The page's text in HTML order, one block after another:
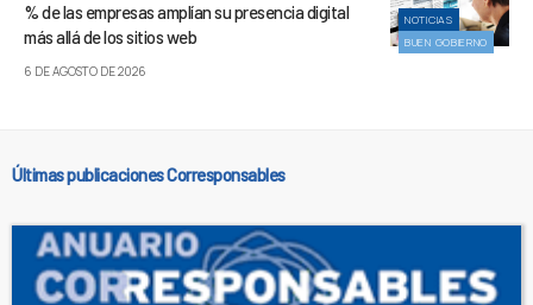
NOTICIAS
BUEN GOBIERNO
% de las empresas amplían su presencia digital
más allá de los sitios web
6 DE AGOSTO DE 2026
Últimas publicaciones Corresponsables